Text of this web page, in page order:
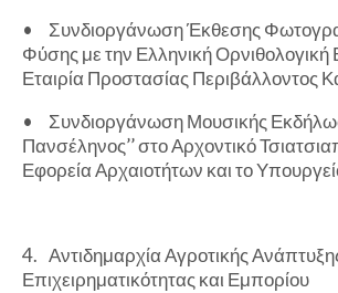
•
Συνδιοργάνωση Έκθεσης
Φύσης με την Ελληνική Ορνιθολογική
Εταιρία Προστασίας Περιβάλλοντος
•
Συνδιοργάνωση Μουσικής
Πανσέληνος’’ στο Αρχοντικό
Εφορεία Αρχαιοτήτων και το
4. Αντιδημαρχία Αγροτικής
Επιχειρηματικότητας και Εμπορίου